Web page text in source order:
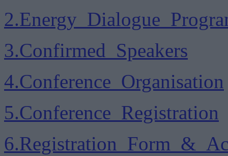
3.Confirmed_Speakers
4.Conference_Organisation
5.Conference_Registration